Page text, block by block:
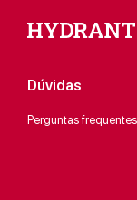
Dúvidas
Perguntas frequentes